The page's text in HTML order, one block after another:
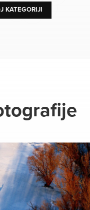
KATEGORIJI